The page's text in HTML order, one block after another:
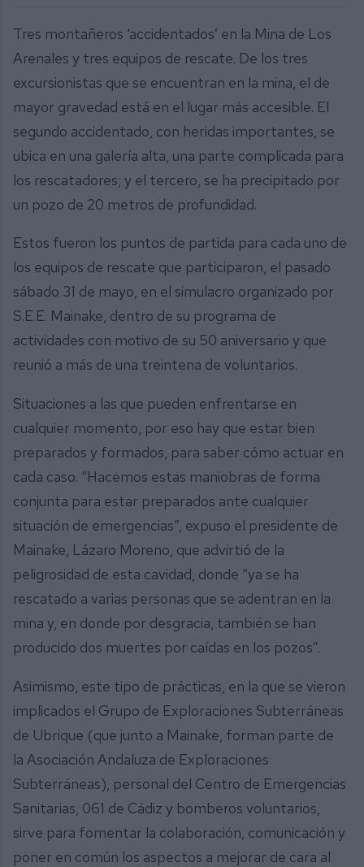
Tres montañeros ‘accidentados’ en la Mina de Los
Arenales y tres equipos de rescate. De los tres
excursionistas que se encuentran en la mina, el de
mayor gravedad está en el lugar más accesible. El
segundo accidentado, con heridas importantes, se
ubica en una galería alta, una parte complicada para
los rescatadores; y el tercero, se ha precipitado por
un pozo de 20 metros de profundidad.
Estos fueron los puntos de partida para cada uno de
los equipos de rescate que participaron, el pasado
sábado 31 de mayo, en el simulacro organizado por
S.E.E. Mainake, dentro de su programa de
actividades con motivo de su 50 aniversario y que
reunió a más de una treintena de voluntarios.
Situaciones a las que pueden enfrentarse en
cualquier momento, por eso hay que estar bien
preparados y formados, para saber cómo actuar en
cada caso. “Hacemos estas maniobras de forma
conjunta para estar preparados ante cualquier
situación de emergencias”, expuso el presidente de
Mainake, Lázaro Moreno, que advirtió de la
peligrosidad de esta cavidad, donde “ya se ha
rescatado a varias personas que se adentran en la
mina y, en donde por desgracia, también se han
producido dos muertes por caídas en los pozos”.
Asimismo, este tipo de prácticas, en la que se vieron
implicados el Grupo de Exploraciones Subterráneas
de Ubrique (que junto a Mainake, forman parte de
la Asociación Andaluza de Exploraciones
Subterráneas), personal del Centro de Emergencias
Sanitarias, 061 de Cádiz y bomberos voluntarios,
sirve para fomentar la colaboración, comunicación y
poner en común los aspectos a mejorar de cara al